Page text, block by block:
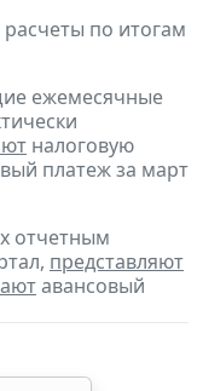
расчеты по итогам
ежемесячные
налоговую
платеж за март
отчетным
представляют
авансовый